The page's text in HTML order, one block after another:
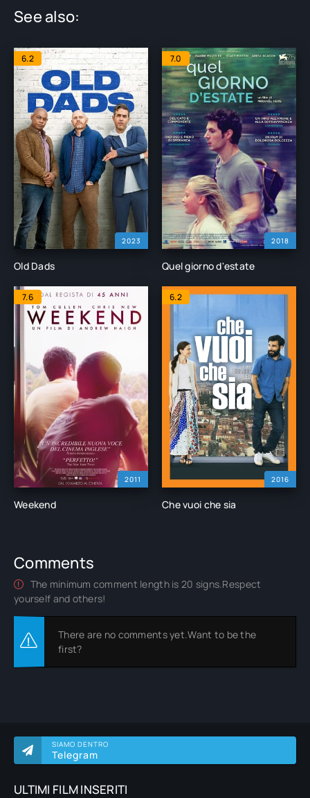
SIAMO DENTRO
Telegram
ULTIMI FILM INSERITI
See also:
2023
6.2
Old Dads
2018
7.0
Quel giorno d'estate
2011
7.6
Weekend
2016
6.2
Che vuoi che sia
Comments
The minimum comment length is 20 signs.Respect
yourself and others!
There are no comments yet.Want to be the
first?